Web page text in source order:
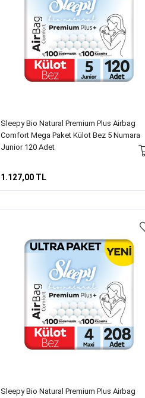
Sleepy Bio Natural Premium Plus Airbag
Comfort Mega Paket Külot Bez 5 Numara
Junior 120 Adet
1.127,00 TL
Sleepy Bio Natural Premium Plus Airbag